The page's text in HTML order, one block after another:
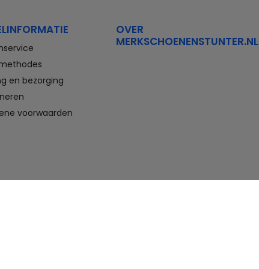
Wolky
Compleet aanbod outlet
Veterschoenen, sneakers,
boots en nette schoenen voor
korting in de schoenen outlet
en bezorging
voorwaarden
OVER
MERKSCHOENENSTUNTER.NL